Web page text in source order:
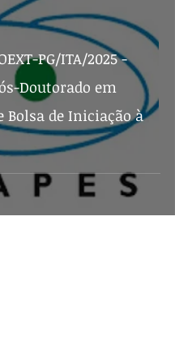
PG/ITA/2025 -
Doutorado em
Bolsa de Iniciação à